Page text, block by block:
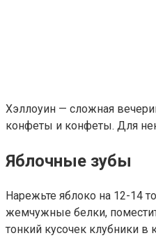
Хэллоуин — сложная
конфеты и конфеты. Для
Яблочные зубы
Нарежьте яблоко на 12-14
жемчужные белки,
тонкий кусочек клубники в